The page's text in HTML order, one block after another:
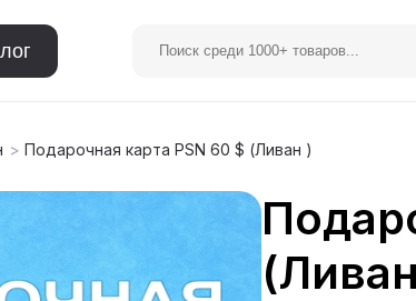
Telegram Premium
> Подарочная карта PSN 60 $ (Ливан )